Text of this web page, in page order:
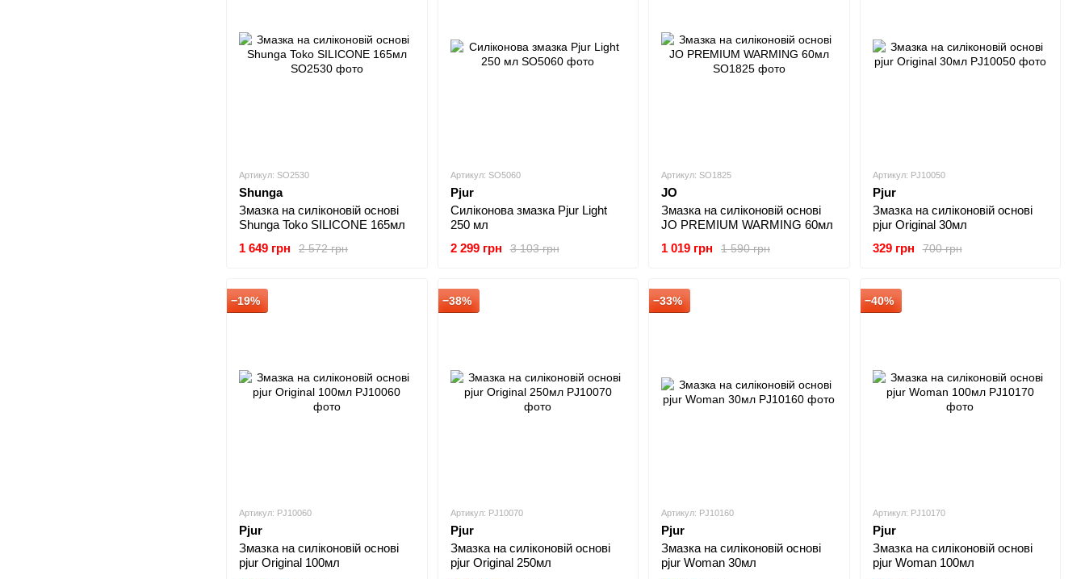
Артикул: SO2530
Shunga
Змазка на силіконовій основі
Shunga Toko SILICONE 165мл
2 572 грн
1 649 грн
Артикул: SO5060
Pjur
Силіконова змазка Pjur Light
250 мл
3 103 грн
2 299 грн
Артикул: SO1825
JO
Змазка на силіконовій основі
JO PREMIUM WARMING 60мл
1 590 грн
1 019 грн
Артикул: PJ10050
Pjur
Змазка на силіконовій основі
pjur Original 30мл
700 грн
329 грн
−19%
Артикул: PJ10060
Pjur
Змазка на силіконовій основі
pjur Original 100мл
−38%
Артикул: PJ10070
Pjur
Змазка на силіконовій основі
pjur Original 250мл
−33%
Артикул: PJ10160
Pjur
Змазка на силіконовій основі
pjur Woman 30мл
−40%
Артикул: PJ10170
Pjur
Змазка на силіконовій основі
pjur Woman 100мл